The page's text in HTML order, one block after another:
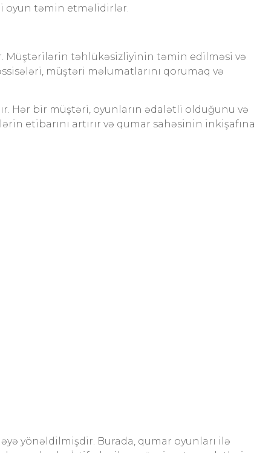
oyun təmin etməlidirlər.
Müştərilərin təhlükəsizliyinin təmin edilməsi və
müştəri məlumatlarını qorumaq və
Hər bir müştəri, oyunların ədalətli olduğunu və
etibarını artırır və qumar sahəsinin inkişafına
yönəldilmişdir. Burada, qumar oyunları ilə